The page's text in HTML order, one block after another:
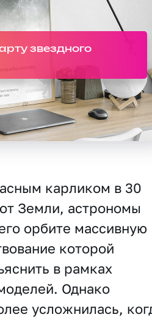
звездного
карликом в 30
Земли, астрономы
орбите массивную
которой
в рамках
Однако
усложнилась,